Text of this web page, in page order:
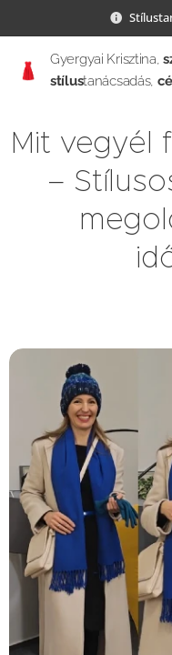
Gyergyai Krisztina,
stílustanácsadás,
Mit vegyél
–